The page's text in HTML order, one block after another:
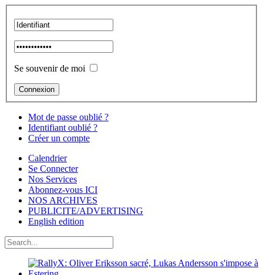
Se souvenir de moi
Mot de passe oublié ?
Identifiant oublié ?
Créer un compte
Calendrier
Se Connecter
Nos Services
Abonnez-vous ICI
NOS ARCHIVES
PUBLICITE/ADVERTISING
English edition